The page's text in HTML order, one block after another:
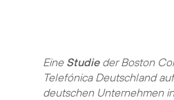
Eine Studieder Boston
Telefónica Deutschland
deutschen Unternehmen